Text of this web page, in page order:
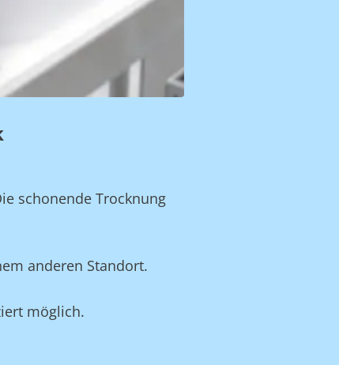
schonende Trocknung
anderen Standort.
möglich.